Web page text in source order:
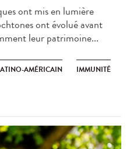
ont mis en lumière
ont évolué avant
leur patrimoine...
AMÉRICAIN IMMUNITÉ